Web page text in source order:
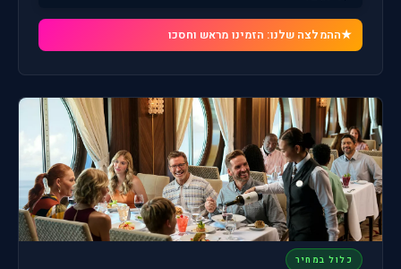
ההמלצה שלנו: הזמינו מראש וחסכו
כלול במחיר